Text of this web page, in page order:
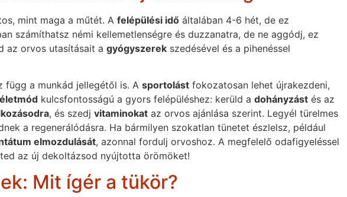
mint maga a műtét. A felépülési idő általában 4-6 hét, de ez
számíthatsz némi kellemetlenségre és duzzanatra, de ne aggódj, ez
az orvos utasításait a gyógyszerek szedésével és a pihenéssel
függ a munkád jellegétől is. A sportolást fokozatosan lehet újrakezdeni,
életmód kulcsfontosságú a gyors felépüléshez: kerüld a dohányzást és az
, és szedj vitaminokat az orvos ajánlása szerint. Legyél türelmes
a regenerálódásra. Ha bármilyen szokatlan tünetet észlelsz, például
elmozdulását, azonnal fordulj orvoshoz. A megfelelő odafigyeléssel
az új dekoltázsod nyújtotta örömöket!
Mit ígér a tükör?